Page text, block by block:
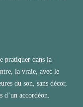
pratiquer dans la
la vraie, avec le
du son, sans décor,
accordéon.